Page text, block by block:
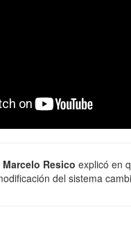
Marcelo Resico explicó en
del sistema